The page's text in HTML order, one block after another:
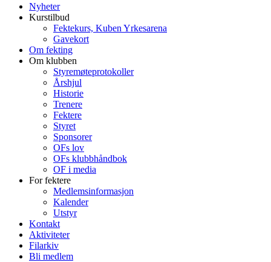
Nyheter
Kurstilbud
Fektekurs, Kuben Yrkesarena
Gavekort
Om fekting
Om klubben
Styremøteprotokoller
Årshjul
Historie
Trenere
Fektere
Styret
Sponsorer
OFs lov
OFs klubbhåndbok
OF i media
For fektere
Medlemsinformasjon
Kalender
Utstyr
Kontakt
Aktiviteter
Filarkiv
Bli medlem